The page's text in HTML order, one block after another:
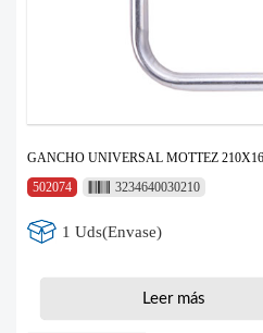
GANCHO UNIVERSAL MOTTEZ
502074
3234640030210
1 Uds(Envase)
Leer más